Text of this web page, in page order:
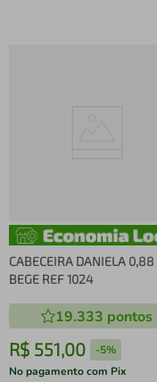
CABECEIRA DANIELA 0,88
BEGE REF 1024
19.333 pontos
R$ 551,00 -5%
No pagamento com Pix